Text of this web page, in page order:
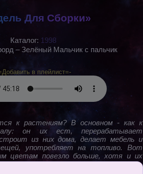
Для Сборки»
Каталог: 1998
– Зелёный Мальчик с пальчик
в плейлист=-
к растениям? В основном - как к
он их ест, перерабатывает
из них дома, делает мебель и
употребляет на топливо. Вот
цветам повезло больше, хотя и их
в качестве пепельниц.